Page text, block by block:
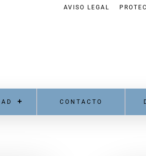
AVISO LEGAL
CONTACTO